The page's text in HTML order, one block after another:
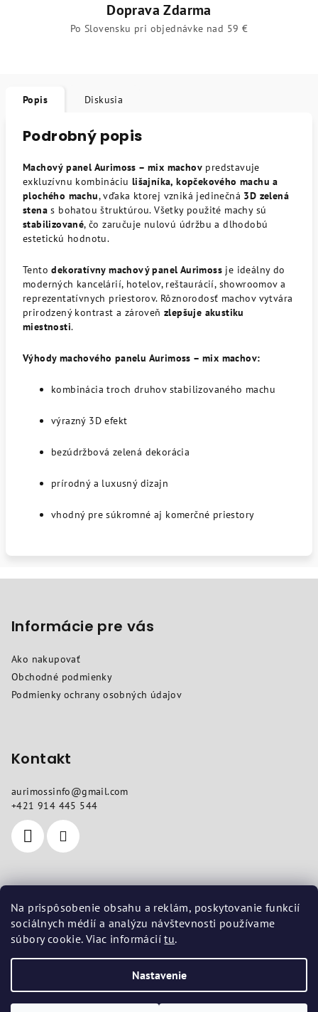
Na prispôsobenie obsahu a reklám, poskytovanie funkcií
sociálnych médií a analýzu návštevnosti používame
súbory cookie. Viac informáciítu.
Nastavenie
Doprava Zdarma
Po Slovensku pri objednávke nad 59 €
Popis Diskusia
Podrobný popis
Machový panel Aurimoss – mix machov predstavuje
exkluzívnu kombináciu lišajníka, kopčekového machu a
plochého machu, vďaka ktorej vzniká jedinečná 3D zelená
stena s bohatou štruktúrou. Všetky použité machy sú
stabilizované, čo zaručuje nulovú údržbu a dlhodobú
estetickú hodnotu.
Tentodekoratívny machový panel Aurimoss je ideálny do
moderných kancelárií, hotelov, reštaurácií, showroomov a
reprezentatívnych priestorov. Rôznorodosť machov vytvára
prirodzený kontrast a zároveň zlepšuje akustiku
miestnosti.
Výhody machového panelu Aurimoss – mix machov:
kombinácia troch druhov stabilizovaného machu
výrazný 3D efekt
bezúdržbová zelená dekorácia
prírodný a luxusný dizajn
vhodný pre súkromné aj komerčné priestory
Informácie pre vás
Ako nakupovať
Obchodné podmienky
Podmienky ochrany osobných údajov
Kontakt
aurimossinfo@gmail.com
+421 914 445 544
Kde nás nájdete
Sídlo
: Sokolovská 10, Košice 04011
Prevádzka : Vojenská 14, Košice 04001
nastavenie cookies